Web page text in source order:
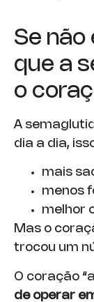
Se não
que a
o
A
dia a dia,
mais
menos
melhor
Mas o
trocou um
O coração
de operar